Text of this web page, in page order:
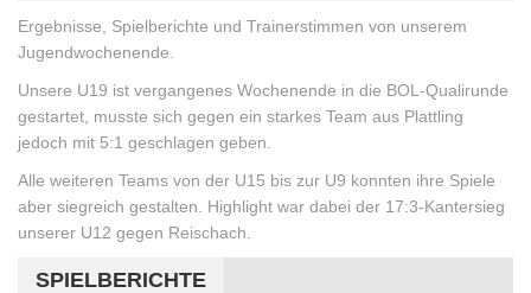
Ergebnisse, Spielberichte und Trainerstimmen von unserem
Jugendwochenende.
Unsere U19 ist vergangenes Wochenende in die BOL-Qualirunde
gestartet, musste sich gegen ein starkes Team aus Plattling
jedoch mit 5:1 geschlagen geben.
Alle weiteren Teams von der U15 bis zur U9 konnten ihre Spiele
aber siegreich gestalten. Highlight war dabei der 17:3-Kantersieg
unserer U12 gegen Reischach.
SPIELBERICHTE